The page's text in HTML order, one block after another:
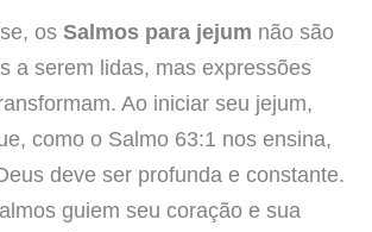
os Salmos para jejum não são
a serem lidas, mas expressões
Ao iniciar seu jejum,
como o Salmo 63:1 nos ensina,
deve ser profunda e constante.
guiem seu coração e sua